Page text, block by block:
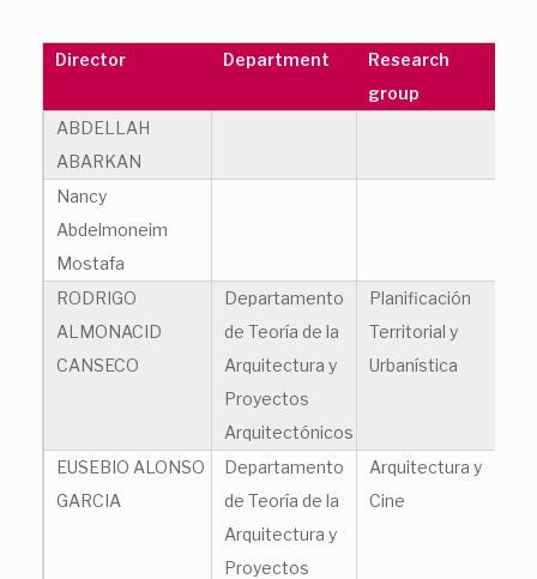
Director Department
Research
group
ABDELLAH
ABARKAN
Nancy
Abdelmoneim
Mostafa
RODRIGO
ALMONACID
CANSECO
Departamento
de Teoría de la
Arquitectura y
Proyectos
Arquitectónicos
Planificación
Territorial y
Urbanística
EUSEBIO ALONSO
GARCIA
Departamento
de Teoría de la
Arquitectura y
Proyectos
Arquitectura y
Cine